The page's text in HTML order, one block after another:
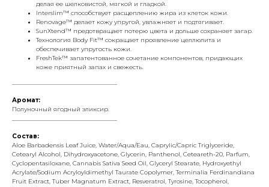
делая ее шелковистой, мягкой и гладкой.
Interslim™ способствует расщеплению жира из клеток кожи.
Renovage™ делает кожу упругой, увлажняет и подтягивает.
SunXtend™ предотвращает потерю цвета и дольше сохраняет загар.
Технология Body Fit™ сокращает проявление целлюлита и
обеспечивает упругость кожи.
FreshTek™ запатентованное сочетание компонентов, придающих
коже приятный запах и свежесть.
Аромат:
Полуночный ягодный эликсир.
Состав:
Aloe Barbadensis Leaf Juice, Water/Aqua/Eau, Caprylic/Capric Triglyceride,
Cetearyl Alcohol, Dihydroxyacetone, Glycerin, Panthenol, Ceteareth-20, Parfum,
Cyclopentasiloxane, Cannabis Sativa Seed Oil, Glyceryl Stearate, Hydroxyethyl
Acrylate/Sodium Acryloyldimethyl Taurate Copolymer, Terminalia Ferdinandiana
Fruit Extract, Tuber Magnatum Extract, Resveratrol, Tyrosine, Tocopherol,